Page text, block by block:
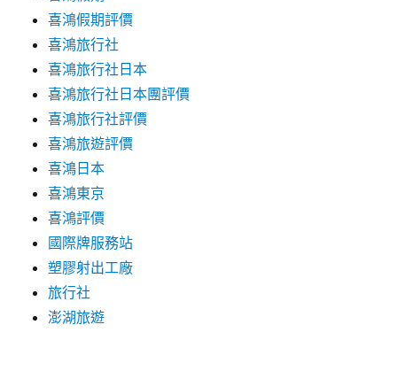
喜鴻假期評價
喜鴻旅行社
喜鴻旅行社日本
喜鴻旅行社日本團評價
喜鴻旅行社評價
喜鴻旅遊評價
喜鴻日本
喜鴻東京
喜鴻評價
國際牌服務站
塑膠射出工廠
旅行社
澎湖旅遊